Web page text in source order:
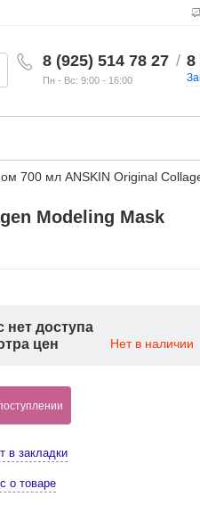
8 (925) 514 78 27
Пн - Вс: 9:00 - 16:00
/ 8
700 мл ANSKIN Original
Modeling Mask
нет доступа
цен
Нет в наличии
в закладки
о товаре